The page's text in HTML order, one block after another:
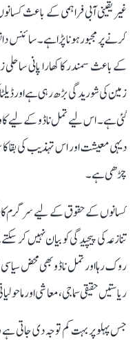
غیر یقینی آبی فراہمی کے باعث
کرنے پر مجبور ہونا پڑا ہے۔ سائنس
کے باعث سمندر کا کھارا پانی
زمین کی شوریدگی بڑھ رہی ہے اور
گئی ہے۔ اس لیے تمل ناڈو کے لیے
دیہی معیشت اور اس تہذیب کی بقا
چڑھی ہے۔
کسانوں کے حقوق کے لیے سرگرم
تنازعہ کی پیچیدگی کو بیان نہیں کر
روک رہا اور تمل ناڈو بھی محض
ریاستیں حقیقی سماجی، معاشی اور
جس پہلو پر بہت کم توجہ دی جاتی